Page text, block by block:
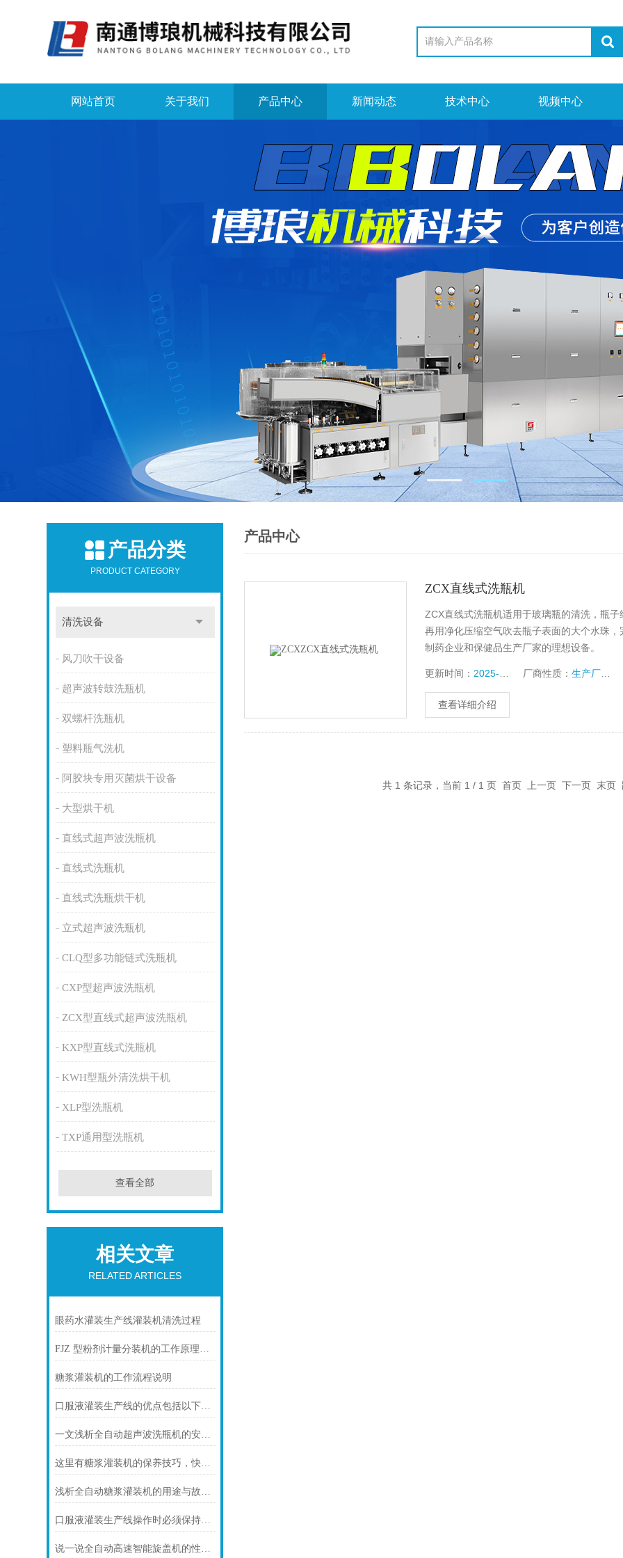
网站首页 关于我们 产品中心 新闻动态 技术中心 视频中心
产品分类
PRODUCT CATEGORY
清洗设备
风刀吹干设备
超声波转鼓洗瓶机
双螺杆洗瓶机
塑料瓶气洗机
阿胶块专用灭菌烘干设备
大型烘干机
直线式超声波洗瓶机
直线式洗瓶机
直线式洗瓶烘干机
立式超声波洗瓶机
CLQ型多功能链式洗瓶机
CXP型超声波洗瓶机
ZCX型直线式超声波洗瓶机
KXP型直线式洗瓶机
KWH型瓶外清洗烘干机
XLP型洗瓶机
TXP通用型洗瓶机
查看全部
相关文章
RELATED ARTICLES
眼药水灌装生产线灌装机清洗过程
FJZ 型粉剂计量分装机的工作原理及应用解析
糖浆灌装机的工作流程说明
口服液灌装生产线的优点包括以下几个方面
一文浅析全自动超声波洗瓶机的安全操作规程
这里有糖浆灌装机的保养技巧，快来学习一下吧！
浅析全自动糖浆灌装机的用途与故障处理
口服液灌装生产线操作时必须保持机器的清洁
说一说全自动高速智能旋盖机的性能特点
产品中心
ZCX直线式洗瓶机
ZCX直线式洗瓶机适用于玻璃瓶的清洗，瓶
再用净化压缩空气吹去瓶子表面的大个水珠
制药企业和保健品生产厂家的理想设备。
更新时间： 2025-12-26 厂商性质：生产厂家
查看详细介绍
共 1 条记录，当前 1 / 1 页 首页 上一页 下一页 末页